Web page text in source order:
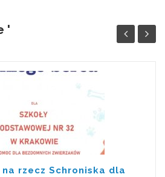
'
na rzecz Schroniska dla